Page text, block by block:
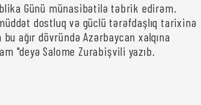
Günü münasibətilə təbrik edirəm.
dostluq və güclü tərəfdaşlıq tarixinə
ağır dövründə Azərbaycan xalqına
"deyə Salome Zurabişvili yazıb.